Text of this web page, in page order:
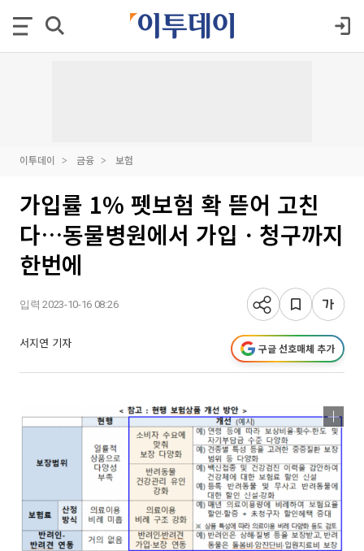
이투데이 금융 보험
가입률 1% 펫보험 확 뜯어 고친
다…동물병원에서 가입ㆍ청구까지
한번에
입력 2023-10-16 08:26
서지연 기자 구글 선호매체 추가